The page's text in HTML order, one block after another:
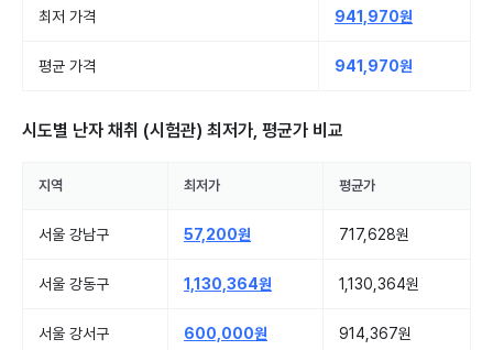
최저 가격 941,970원
평균 가격 941,970원
시도별 난자 채취 (시험관) 최저가, 평균가 비교
지역 최저가 평균가
서울 강남구 57,200원 717,628원
서울 강동구 1,130,364원 1,130,364원
서울 강서구 600,000원 914,367원